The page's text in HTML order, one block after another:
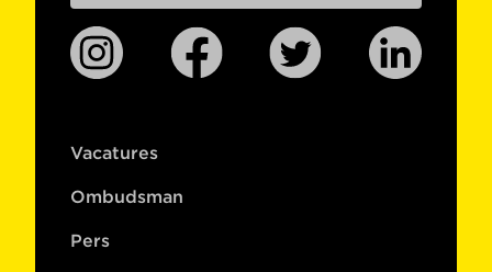
Vacatures
Ombudsman
Pers